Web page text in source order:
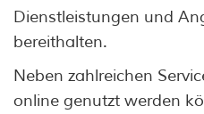
Dienstleistungen und
bereithalten.
Neben zahlreichen
online genutzt werden